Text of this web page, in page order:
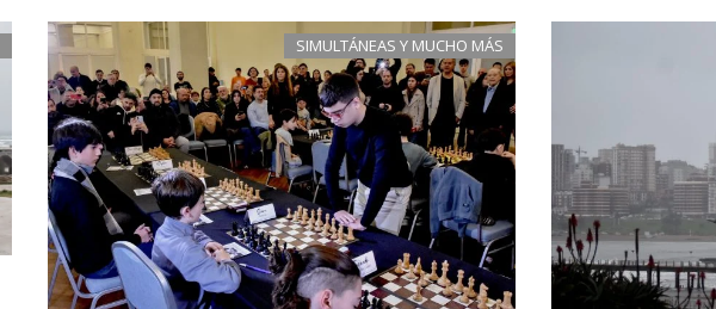
SIMULTÁNEAS Y MUCHO MÁS